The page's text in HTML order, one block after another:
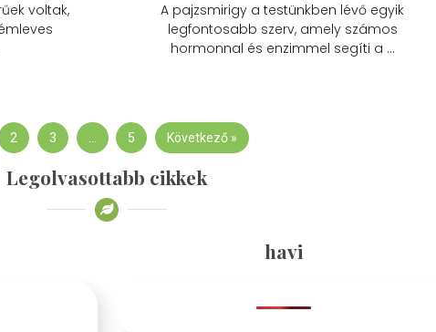
voltak,
A pajzsmirigy a testünkben lévő egyik
legfontosabb szerv, amely számos
hormonnal és enzimmel segíti a …
2 3 5 Következő »
Legolvasottabb cikkek
havi